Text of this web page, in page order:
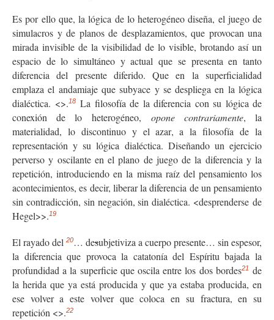
Es por ello que, la lógica de lo heterogéneo diseña, el juego de
simulacros y de planos de desplazamientos, que provocan una
mirada invisible de la visibilidad de lo visible, brotando así un
espacio de lo simultáneo y actual que se presenta en tanto
diferencia del presente diferido. Que en la superficialidad
emplaza el andamiaje que subyace y se despliega en la lógica
dialéctica. <>.18La filosofía de la diferencia con su lógica de
conexión de lo heterogéneo, opone contrariamente, la
materialidad, lo discontinuo y el azar, a la filosofía de la
representación y su lógica dialéctica. Diseñando un ejercicio
perverso y oscilante en el plano de juego de la diferencia y la
repetición, introduciendo en la misma raíz del pensamiento los
acontecimientos, es decir, liberar la diferencia de un pensamiento
sin contradicción, sin negación, sin dialéctica. <desprenderse de
Hegel>>.19
El rayado del 20… desubjetiviza a cuerpo presente… sin espesor,
la diferencia que provoca la catatonía del Espíritu bajada la
profundidad a la superficie que oscila entre los dos bordes21 de
la herida que ya está producida y que ya estaba producida, en
ese volver a este volver que coloca en su fractura, en su
repetición <>.22